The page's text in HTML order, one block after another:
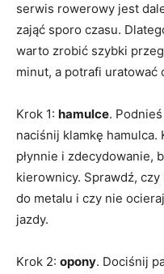
serwis rowerowy jest
zająć sporo czasu.
warto zrobić szybki
minut, a potrafi uratować
Krok 1: hamulce.
naciśnij klamkę hamulca.
płynnie i zdecydowanie,
kierownicy. Sprawdź,
do metalu i czy nie
jazdy.
Krok 2: opony. Dociśnij